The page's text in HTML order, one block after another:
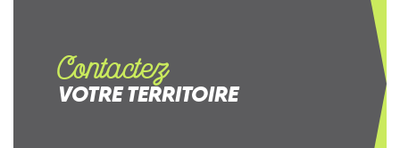
Contactez
VOTRE TERRITOIRE